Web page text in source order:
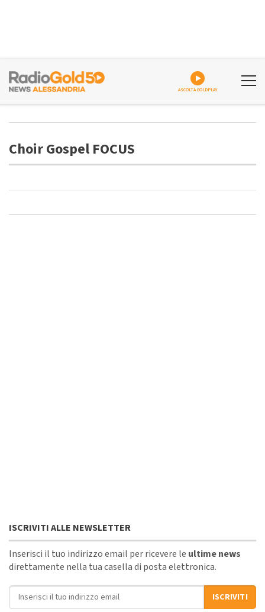
ASCOLTA GOLDPLAY
Choir Gospel FOCUS
ISCRIVITI ALLE NEWSLETTER
Inserisci il tuo indirizzo email per ricevere le ultime news
direttamente nella tua casella di posta elettronica.
Indirizzo email
ISCRIVITI